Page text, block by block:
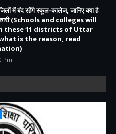
में बंद रहेंगे स्कूल-कालेज, जानिए क्या है
(Schools and colleges will
these 11 districts of Uttar
is the reason, read
Pm